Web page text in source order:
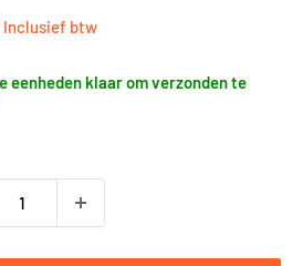
Inclusief btw
eenheden klaar om verzonden te